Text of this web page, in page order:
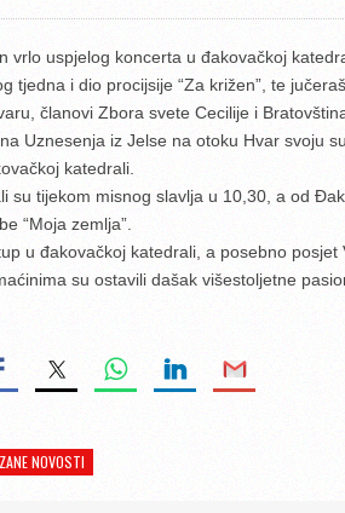
KULTURA
ŠPORT
REPRIZE EMISIJA
vrlo uspjelog koncerta u đakovačkoj
tjedna i dio procijsije “Za križen”, te
članovi Zbora svete Cecilije i
Uznesenja iz Jelse na otoku Hvar svoju
katedrali.
su tijekom misnog slavlja u 10,30, a od
“Moja zemlja”.
u đakovačkoj katedrali, a posebno
su ostavili dašak višestoljetne
NOVOSTI